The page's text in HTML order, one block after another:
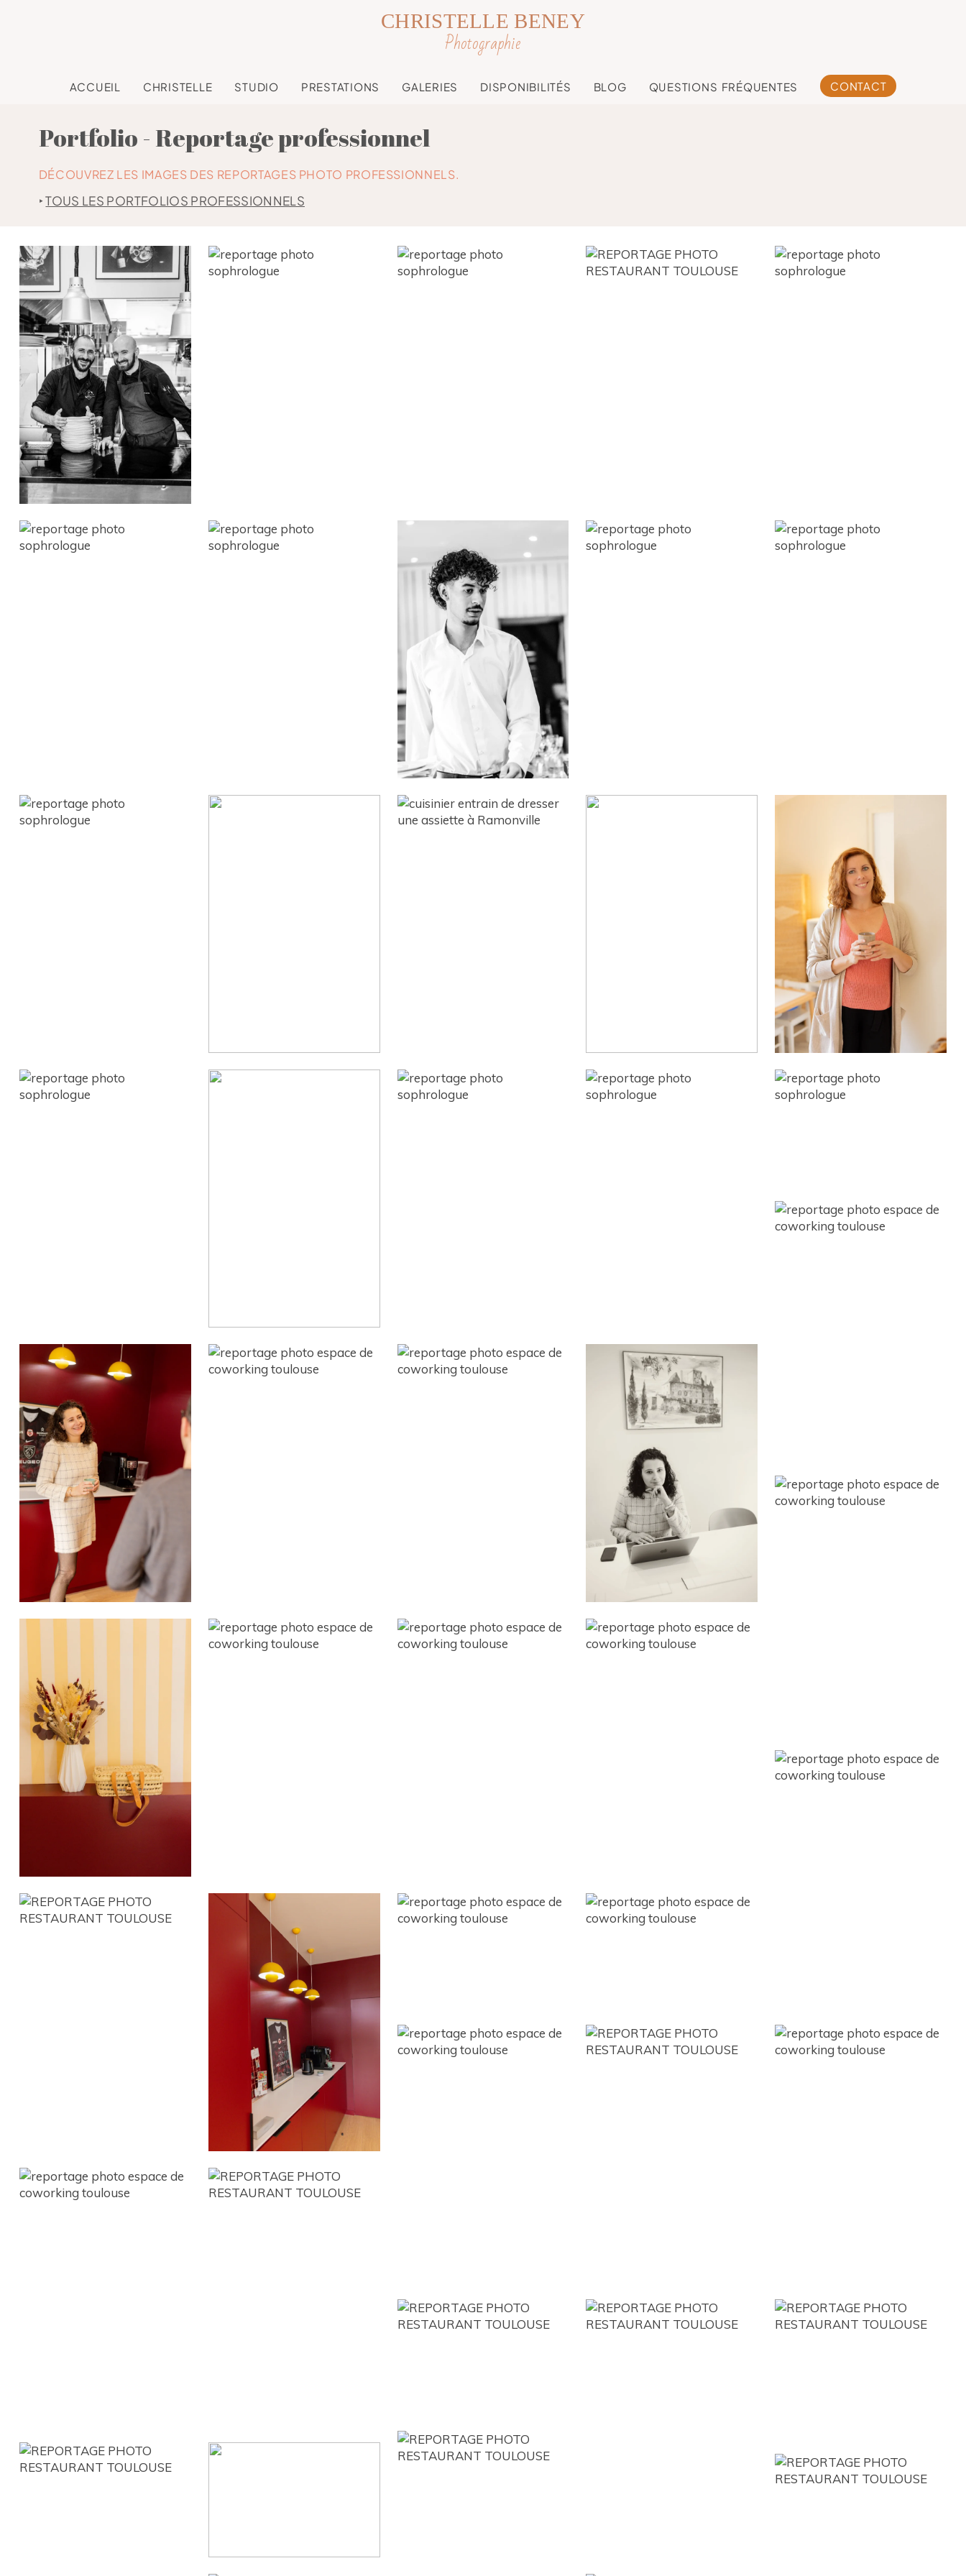
Photographie
CHRISTELLE BENEY
ACCUEIL CHRISTELLE STUDIO PRESTATIONS GALERIES DISPONIBILITÉS BLOG QUESTIONS FRÉQUENTES CONTACT
Portfolio - Reportage professionnel
DÉCOUVREZ LES IMAGES DES REPORTAGES PHOTO PROFESSIONNELS.
‣TOUS LES PORTFOLIOS PROFESSIONNELS